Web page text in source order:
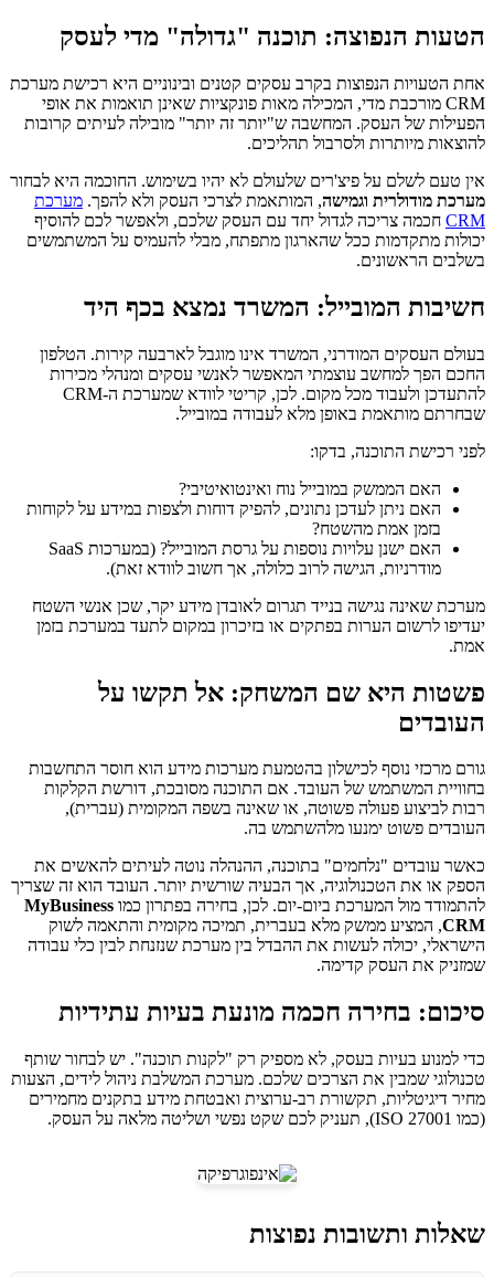
הטעות הנפוצה: תוכנה "גדולה" מדי לעסק
אחת הטעויות הנפוצות בקרב עסקים קטנים ובינוניים היא רכישת מערכת
CRM מורכבת מדי, המכילה מאות פונקציות שאינן תואמות את אופי
הפעילות של העסק. המחשבה ש"יותר זה יותר" מובילה לעיתים קרובות
להוצאות מיותרות ולסרבול תהליכים.
אין טעם לשלם על פיצ'רים שלעולם לא יהיו בשימוש. החוכמה היא לבחור
מערכת מודולרית וגמישה, המותאמת לצרכי העסק ולא להפך. מערכת
CRM חכמה צריכה לגדול יחד עם העסק שלכם, ולאפשר לכם להוסיף
יכולות מתקדמות ככל שהארגון מתפתח, מבלי להעמיס על המשתמשים
בשלבים הראשונים.
חשיבות המובייל: המשרד נמצא בכף היד
בעולם העסקים המודרני, המשרד אינו מוגבל לארבעה קירות. הטלפון
החכם הפך למחשב עוצמתי המאפשר לאנשי עסקים ומנהלי מכירות
להתעדכן ולעבוד מכל מקום. לכן, קריטי לוודא שמערכת ה-CRM
שבחרתם מותאמת באופן מלא לעבודה במובייל.
לפני רכישת התוכנה, בדקו:
האם הממשק במובייל נוח ואינטואיטיבי?
האם ניתן לעדכן נתונים, להפיק דוחות ולצפות במידע על לקוחות
בזמן אמת מהשטח?
האם ישנן עלויות נוספות על גרסת המובייל? (במערכות SaaS
מודרניות, הגישה לרוב כלולה, אך חשוב לוודא זאת).
מערכת שאינה נגישה בנייד תגרום לאובדן מידע יקר, שכן אנשי השטח
יעדיפו לרשום הערות בפתקים או בזיכרון במקום לתעד במערכת בזמן
אמת.
פשטות היא שם המשחק: אל תקשו על
העובדים
גורם מרכזי נוסף לכישלון בהטמעת מערכות מידע הוא חוסר התחשבות
בחוויית המשתמש של העובד. אם התוכנה מסובכת, דורשת הקלקות
רבות לביצוע פעולה פשוטה, או שאינה בשפה המקומית (עברית),
העובדים פשוט ימנעו מלהשתמש בה.
כאשר עובדים "נלחמים" בתוכנה, ההנהלה נוטה לעיתים להאשים את
הספק או את הטכנולוגיה, אך הבעיה שורשית יותר. העובד הוא זה שצריך
להתמודד מול המערכת ביום-יום. לכן, בחירה בפתרון כמו MyBusiness
CRM, המציע ממשק מלא בעברית, תמיכה מקומית והתאמה לשוק
הישראלי, יכולה לעשות את ההבדל בין מערכת שנזנחת לבין כלי עבודה
שמזניק את העסק קדימה.
סיכום: בחירה חכמה מונעת בעיות עתידיות
כדי למנוע בעיות בעסק, לא מספיק רק "לקנות תוכנה". יש לבחור שותף
טכנולוגי שמבין את הצרכים שלכם. מערכת המשלבת ניהול לידים, הצעות
מחיר דיגיטליות, תקשורת רב-ערוצית ואבטחת מידע בתקנים מחמירים
(כמו ISO 27001), תעניק לכם שקט נפשי ושליטה מלאה על העסק.
שאלות ותשובות נפוצות